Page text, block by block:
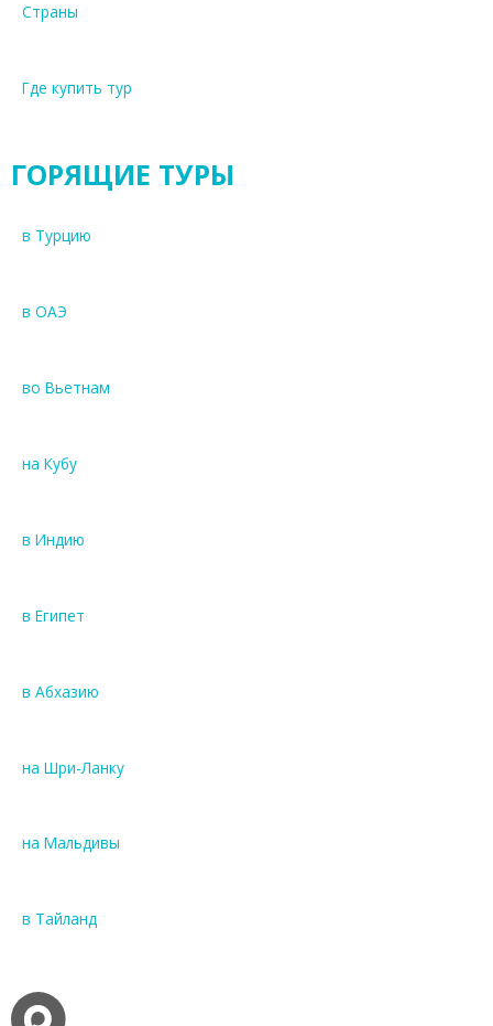
Страны
Где купить тур
ГОРЯЩИЕ ТУРЫ
в Турцию
в ОАЭ
во Вьетнам
на Кубу
в Индию
в Египет
в Абхазию
на Шри-Ланку
на Мальдивы
в Тайланд